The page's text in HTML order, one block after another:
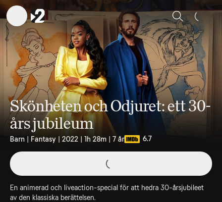
Sök
Skönheten och Odjuret: ett 30-
års jubileum
Barn | Fantasy | 2022 | 1h 28m | 7 år 6.7
En animerad och liveaction-special för att hedra 30-årsjubileet
av den klassiska berättelsen.